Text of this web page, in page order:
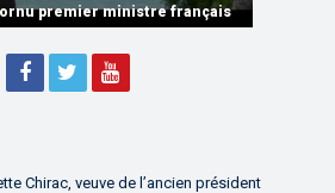
premier ministre français
Aziz Akhannouch
Chirac, veuve de l’ancien président